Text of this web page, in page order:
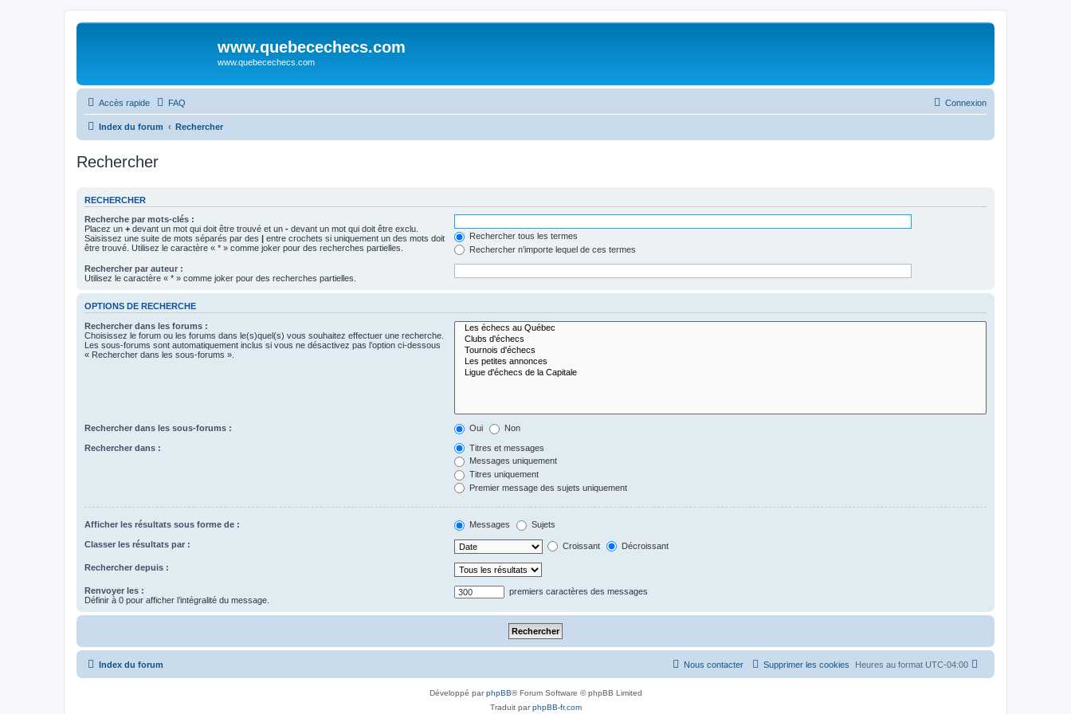
www.quebecechecs.com
www.quebecechecs.com
Accès rapide FAQ Connexion
Index du forum Rechercher
Rechercher
RECHERCHER
Recherche par mots-clés :
Placez un + devant un mot qui doit être trouvé et un - devant un mot qui doit être exclu.
Saisissez une suite de mots séparés par des | entre crochets si uniquement un des mots doit
être trouvé. Utilisez le caractère « * » comme joker pour des recherches partielles.
Rechercher tous les termes
Rechercher n’importe lequel de ces termes
Rechercher par auteur :
Utilisez le caractère « * » comme joker pour des recherches partielles.
OPTIONS DE RECHERCHE
Rechercher dans les forums :
Choisissez le forum ou les forums dans le(s)quel(s) vous souhaitez effectuer une recherche.
Les sous-forums sont automatiquement inclus si vous ne désactivez pas l’option ci-dessous
« Rechercher dans les sous-forums ».
Rechercher dans les sous-forums : Oui Non
Rechercher dans :
Titres et messages
Messages uniquement
Titres uniquement
Premier message des sujets uniquement
Afficher les résultats sous forme de : Messages Sujets
Classer les résultats par : Croissant Décroissant
Rechercher depuis :
Renvoyer les :
Définir à 0 pour afficher l’intégralité du message.
premiers caractères des messages
Index du forum Heures au format UTC-04:00
Supprimer les cookies
Nous contacter
Développé parphpBB® Forum Software © phpBB Limited
Traduit parphpBB-fr.com